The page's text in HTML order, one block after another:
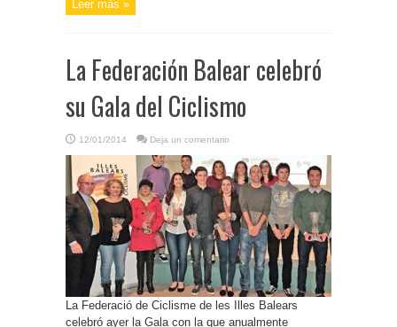
Leer más »
La Federación Balear celebró
su Gala del Ciclismo
12/01/2014 Deja un comentario
La Federació de Ciclisme de les Illes Balears
celebró ayer la Gala con la que anualmente